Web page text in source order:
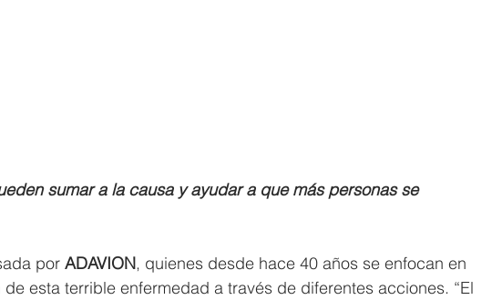
sumar a la causa y ayudar a que más personas se
por ADAVION, quienes desde hace 40 años se enfocan en
esta terrible enfermedad a través de diferentes acciones. “El